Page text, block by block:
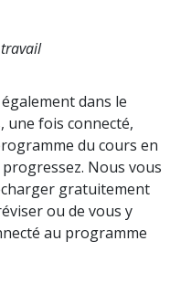
dans le
une fois connecté,
du cours en
Nous vous
gratuitement
ou de vous y
au programme